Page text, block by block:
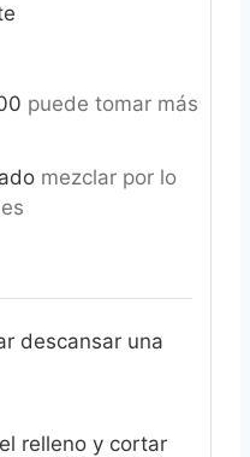
puede tomar más
mezclar por lo
descansar una
relleno y cortar